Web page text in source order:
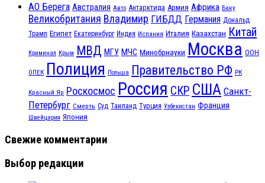
АО Берега Австралия Авто Антарктида Армия Африка Баку
Великобритания Владимир ГИБДД Германия Дональд
Трамп Египет Екатеринбург Индия Испания Италия Казахстан Китай
Криминал Крым МВД МГУ МЧС Минобрнауки Москва ООН
ОПЕК Полиция Польша Правительство РФ РК
Красный Яр Роскосмос Россия СКР США Санкт-
Петербург Смерть Суд Таиланд Турция Узбекистан Франция
Швейцария Япония
Свежие комментарии
Выбор редакции